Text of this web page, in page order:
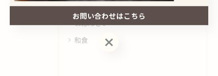
ディナー
おばんざい
和食
お問い合わせはこちら
お問い合わせはこちら